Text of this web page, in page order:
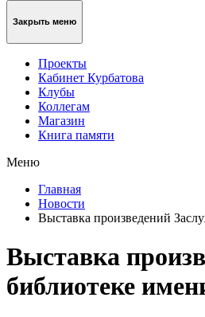
Закрыть меню
Проекты
Кабинет Курбатова
Клубы
Коллегам
Магазин
Книга памяти
Меню
Главная
Новости
Выставка произведений
Выставка
библиотеке